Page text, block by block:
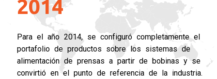
2014
Para el año 2014, se configuró completamente el
portafolio de productos sobre los sistemas de
alimentación de prensas a partir de bobinas y se
convirtió en el punto de referencia de la industria.